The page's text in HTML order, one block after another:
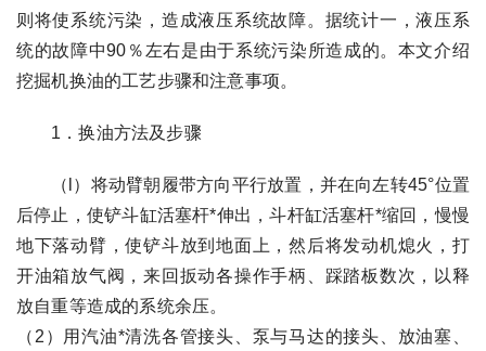
则将使系统污染，造成液压系统故障。据统计一，液压系
统的故障中90％左右是由于系统污染所造成的。本文介绍
挖掘机换油的工艺步骤和注意事项。
1．换油方法及步骤
（l）将动臂朝履带方向平行放置，并在向左转45°位置
后停止，使铲斗缸活塞杆*伸出，斗杆缸活塞杆*缩回，慢慢
地下落动臂，使铲斗放到地面上，然后将发动机熄火，打
开油箱放气阀，来回扳动各操作手柄、踩踏板数次，以释
放自重等造成的系统余压。
（2）用汽油*清洗各管接头、泵与马达的接头、放油塞、